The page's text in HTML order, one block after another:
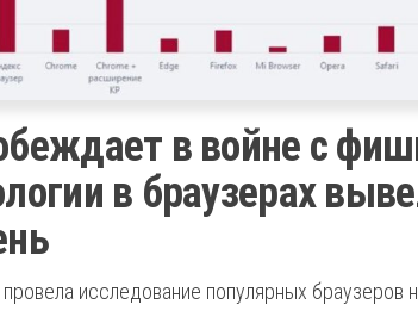
в войне с
в браузерах
исследование популярных